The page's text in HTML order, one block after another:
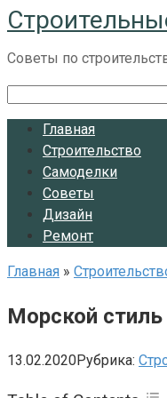
Перейти
к
контенту
Советы по
Главная
Строительство
Самоделки
Советы
Дизайн
Ремонт
Главная »
Морской
13.02.2020Рубрика: